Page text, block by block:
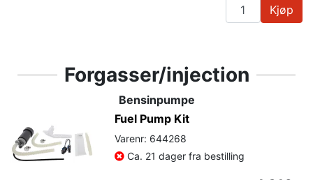
Kjøp
Forgasser/injection
Bensinpumpe
Fuel Pump Kit
Varenr: 644268
Ca. 21 dager fra bestilling